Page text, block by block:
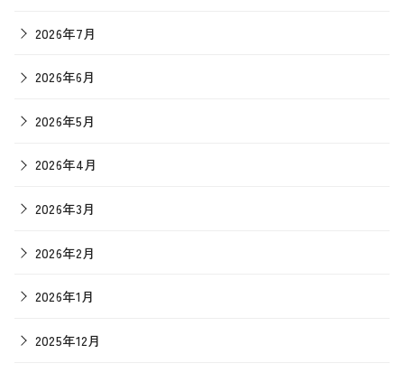
2026年7月
2026年6月
2026年5月
2026年4月
2026年3月
2026年2月
2026年1月
2025年12月